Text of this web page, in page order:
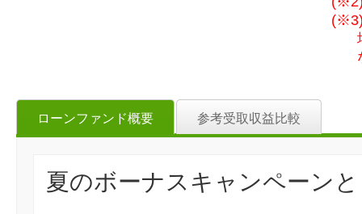
(※3)
ローンファンド概要 参考受取収益比較
夏のボーナスキャンペーン